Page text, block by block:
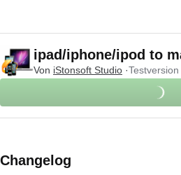
ipad/iphone/ipod to
Von iStonsoft Studio Testversion
Changelog